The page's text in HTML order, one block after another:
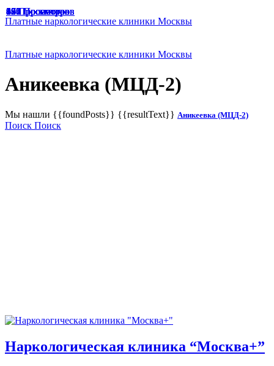
Платные наркологические клиники Москвы
Платные наркологические клиники Москвы
Аникеевка (МЦД-2)
Мы нашли {{foundPosts}} {{resultText}} Аникеевка (МЦД-2)
Поиск Поиск
49 Просмотров
Наркологическая клиника “Москва+”
47 Просмотров
33 Просмотра
65 Просмотров
67 Просмотров
166 Просмотров
125 Просмотров
136 Просмотров
187 Просмотров
174 Просмотра
129 Просмотров
191 Просмотр
94 Просмотра
45 Просмотров